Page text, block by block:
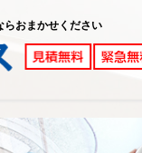
おまかせください